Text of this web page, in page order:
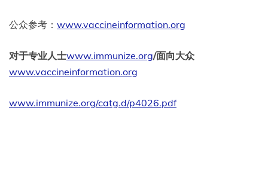
公众参考： www.vaccineinformation.org
对于专业人士www.immunize.org/面向大众
www.vaccineinformation.org
www.immunize.org/catg.d/p4026.pdf